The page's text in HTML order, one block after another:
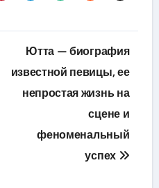
Ютта — биография
известной певицы, ее
непростая жизнь на
сцене и
феноменальный
успех